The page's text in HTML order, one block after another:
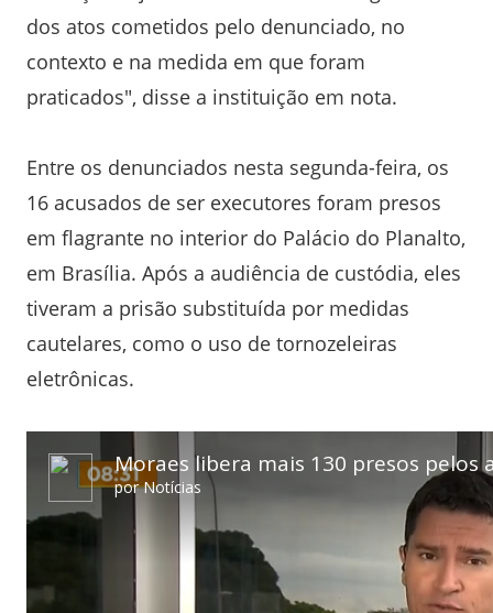
dos atos cometidos pelo denunciado, no
contexto e na medida em que foram
praticados", disse a instituição em nota.
Entre os denunciados nesta segunda-feira, os
16 acusados de ser executores foram presos
em flagrante no interior do Palácio do Planalto,
em Brasília. Após a audiência de custódia, eles
tiveram a prisão substituída por medidas
cautelares, como o uso de tornozeleiras
eletrônicas.